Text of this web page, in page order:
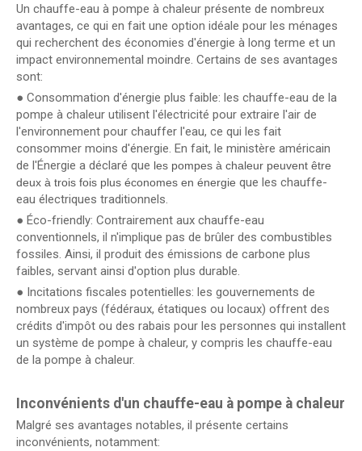
Un chauffe-eau à pompe à chaleur présente de nombreux
avantages, ce qui en fait une option idéale pour les ménages
qui recherchent des économies d'énergie à long terme et un
impact environnemental moindre. Certains de ses avantages
sont:
● Consommation d'énergie plus faible: les chauffe-eau de la
pompe à chaleur utilisent l'électricité pour extraire l'air de
l'environnement pour chauffer l'eau, ce qui les fait
consommer moins d'énergie. En fait, le ministère américain
de l'Énergie a déclaré que les pompes à chaleur peuvent être
deux à trois fois plus économes en énergie que les chauffe-
eau électriques traditionnels.
● Éco-friendly: Contrairement aux chauffe-eau
conventionnels, il n'implique pas de brûler des combustibles
fossiles. Ainsi, il produit des émissions de carbone plus
faibles, servant ainsi d'option plus durable.
● Incitations fiscales potentielles: les gouvernements de
nombreux pays (fédéraux, étatiques ou locaux) offrent des
crédits d'impôt ou des rabais pour les personnes qui installent
un système de pompe à chaleur, y compris les chauffe-eau
de la pompe à chaleur.
Inconvénients d'un chauffe-eau à pompe à chaleur
Malgré ses avantages notables, il présente certains
inconvénients, notamment: